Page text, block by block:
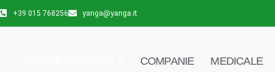
+39 015 768256 yanga@yanga.it
COMPANIE MEDICALE